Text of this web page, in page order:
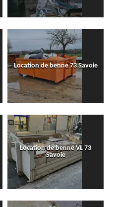
Location de benne 73 Savoie
Location de benne VL 73
Savoie